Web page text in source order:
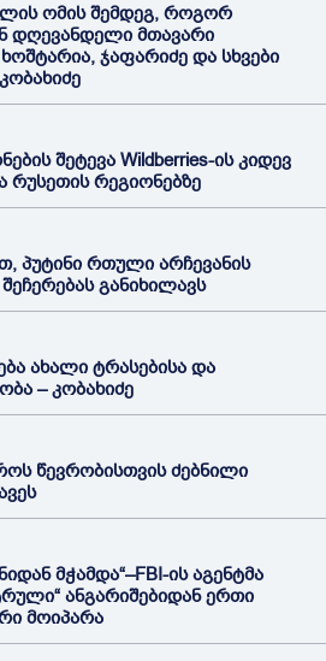
ომის შემდეგ, როგორ
დღევანდელი მთავარი
ჯაფარიძე და სხვები
შეტევა Wildberries-ის კიდევ
რუსეთის რეგიონებზე
პუტინი რთული არჩევანის
განიხილავს
ახალი ტრასებისა და
– კობახიძე
წევრობისთვის ძებნილი
მჭამდა“–FBI-ის აგენტმა
ანგარიშებიდან ერთი
მოიპარა